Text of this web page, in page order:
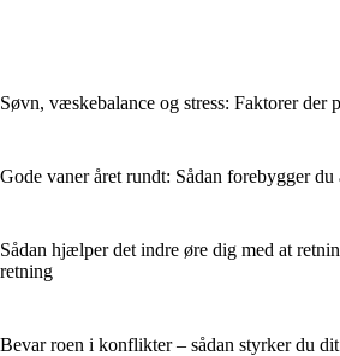
Søvn, væskebalance og stress: Faktorer der
Gode vaner året rundt: Sådan forebygger
Sådan hjælper det indre øre dig med at
retning
Bevar roen i konflikter – sådan styrker du